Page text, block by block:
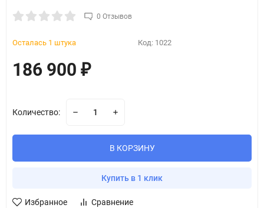
0 Отзывов
Осталась 1 штука Код: 1022
186 900 ₽
Количество:
В КОРЗИНУ
Купить в 1 клик
Избранное Сравнение